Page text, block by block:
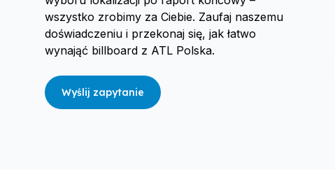
wszystko zrobimy za Ciebie. Zaufaj naszemu
doświadczeniu i przekonaj się, jak łatwo
wynająć billboard z ATL Polska.
Wyślij zapytanie